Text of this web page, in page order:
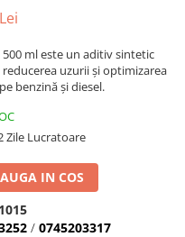
ml este un aditiv sintetic
uzurii și optimizarea
benzină și diesel.
Zile Lucratoare
IN COS
1015
/ 0745203317